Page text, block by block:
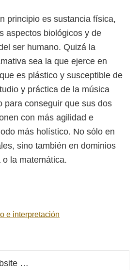
principio es sustancia física,
aspectos biológicos y de
ser humano. Quizá la
sea la que ejerce en
es plástico y susceptible de
y práctica de la música
para conseguir que sus dos
con más agilidad e
más holístico. No sólo en
sino también en dominios
la matemática.
e interpretación